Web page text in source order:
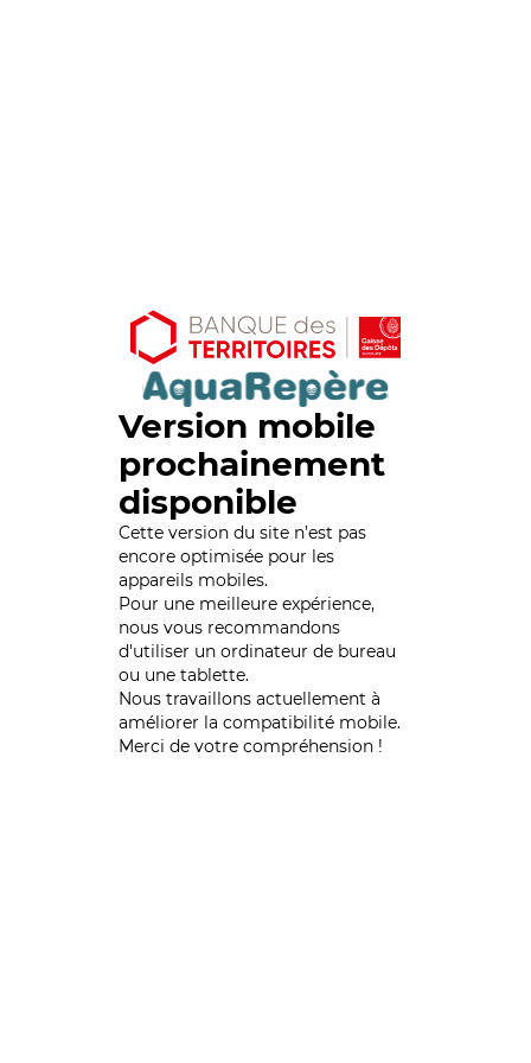
Version mobile
prochainement
disponible
Cette version du site n’est pas
encore optimisée pour les
appareils mobiles.
Pour une meilleure expérience,
nous vous recommandons
d'utiliser un ordinateur de bureau
ou une tablette.
Nous travaillons actuellement à
améliorer la compatibilité mobile.
Merci de votre compréhension !